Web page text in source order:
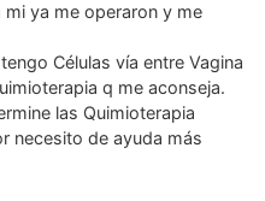
ya me operaron y me
Células vía entre Vagina
q me aconseja.
las Quimioterapia
necesito de ayuda más